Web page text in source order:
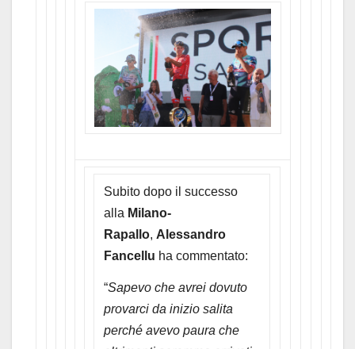
Subito dopo il successo
alla Milano-
Rapallo, Alessandro
Fancellu ha commentato:
“Sapevo che avrei dovuto
provarci da inizio salita
perché avevo paura che